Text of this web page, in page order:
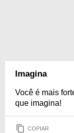
Imagina
Você é mais
que imagina!
COPIAR